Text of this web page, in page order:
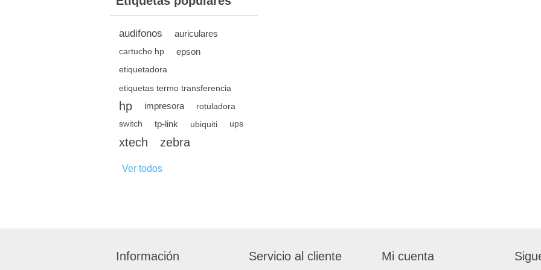
audifonos auriculares
cartucho hp epson
etiquetadora
etiquetas termo transferencia
hp impresora rotuladora
switch tp-link ubiquiti ups
xtech zebra
Ver todos
Información Servicio al cliente Mi cuenta